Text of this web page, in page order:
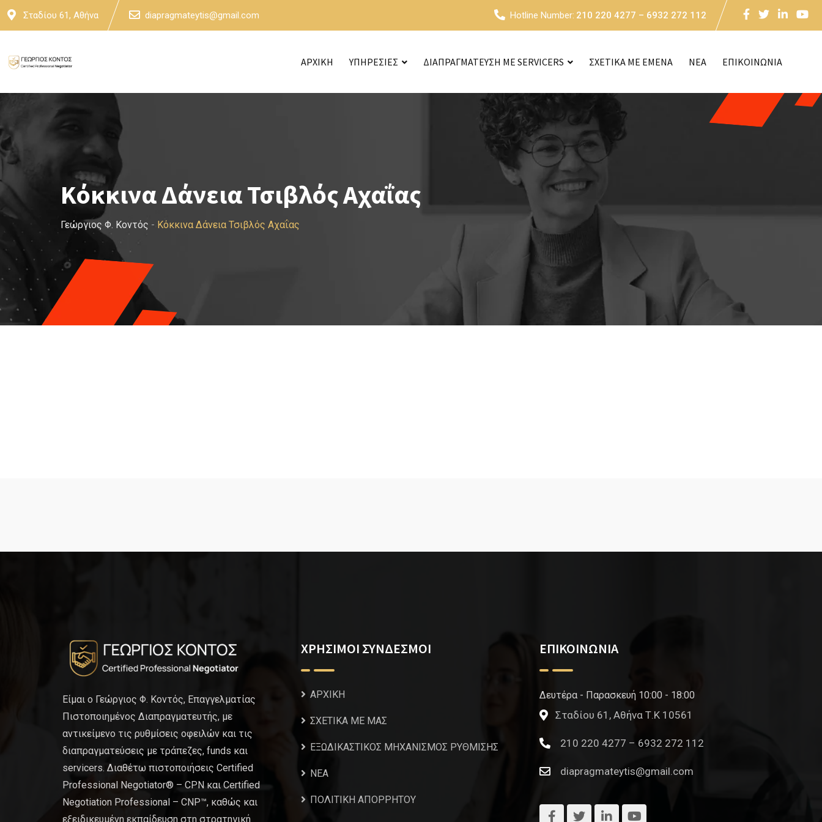
Skip
Σταδίου 61, Αθήνα diapragmateytis@gmail.com Hotline Number: 210 220 4277 – 6932 272 112
ΑΡΧΙΚΗ ΥΠΗΡΕΣΙΕΣ ΔΙΑΠΡΑΓΜΑΤΕΥΣΗ ΜΕ SERVICERS ΣΧΕΤΙΚΑ ΜΕ ΕΜΕΝΑ NEA ΕΠΙΚΟΙΝΩΝΙΑ
Κόκκινα Δάνεια Τσιβλός Αχαΐας
Γεώργιος Φ. Κοντός - Κόκκινα Δάνεια Τσιβλός Αχαΐας
Είμαι ο Γεώργιος Φ. Κοντός, Επαγγελματίας
Πιστοποιημένος Διαπραγματευτής, με
αντικείμενο τις ρυθμίσεις οφειλών και τις
διαπραγματεύσεις με τράπεζες, funds και
servicers. Διαθέτω πιστοποιήσεις Certified
Professional Negotiator® – CPN και Certified
Negotiation Professional – CNP™, καθώς και
εξειδικευμένη εκπαίδευση στη στρατηγική
ΧΡΗΣΙΜΟΙ ΣΥΝΔΕΣΜΟΙ
ΑΡΧΙΚΗ
ΣΧΕΤΙΚΑ ΜΕ ΜΑΣ
ΕΞΩΔΙΚΑΣΤΙΚΟΣ ΜΗΧΑΝΙΣΜΟΣ ΡΥΘΜΙΣΗΣ
NEA
ΠΟΛΙΤΙΚΗ ΑΠΟΡΡΗΤΟΥ
ΕΠΙΚΟΙΝΩΝΙΑ
Δευτέρα - Παρασκευή 10:00 - 18:00
Σταδίου 61, Αθήνα Τ.Κ 10561
210 220 4277 – 6932 272 112
diapragmateytis@gmail.com